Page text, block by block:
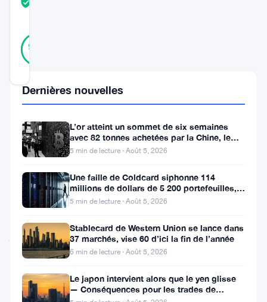
92
Salvador
une
journaux
2021
Dernières nouvelles
L’or atteint un sommet de six semaines
avec 82 tonnes achetées par la Chine, le
Bitcoin stagne
5 min de lecture · Août 5, 2026
Une faille de Coldcard siphonne 114
millions de dollars de 5 200 portefeuilles,
renforçant l’attrait des ETF
5 min de lecture · Août 5, 2026
Stablecard de Western Union se lance dans
37 marchés, vise 60 d’ici la fin de l’année
6 min de lecture · Août 5, 2026
Le japon intervient alors que le yen glisse
— Conséquences pour les trades de
portage crypto